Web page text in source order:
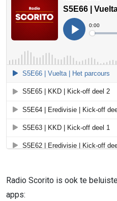
Radio Scorito is ook te
apps: